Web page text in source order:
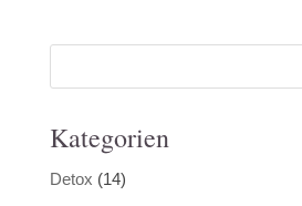
Kategorien
Detox (14)